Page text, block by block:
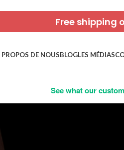
Free shipping
PROPOS DE NOUSBLOGLES MÉDIAS
See what our